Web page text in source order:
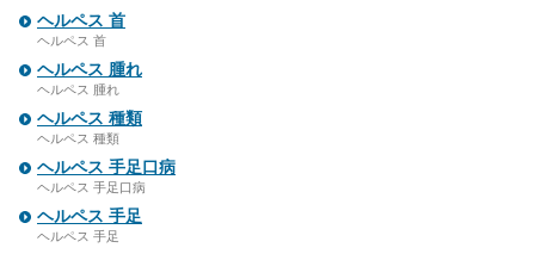
ヘルペス 首
ヘルペス 首
ヘルペス 腫れ
ヘルペス 腫れ
ヘルペス 種類
ヘルペス 種類
ヘルペス 手足口病
ヘルペス 手足口病
ヘルペス 手足
ヘルペス 手足